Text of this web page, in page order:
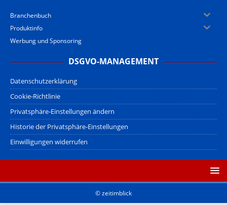
Branchenbuch
Produktinfo
Werbung und Sponsoring
DSGVO-MANAGEMENT
Datenschutzerklärung
Cookie-Richtlinie
Privatsphäre-Einstellungen ändern
Historie der Privatsphäre-Einstellungen
Einwilligungen widerrufen
© zeitimblick